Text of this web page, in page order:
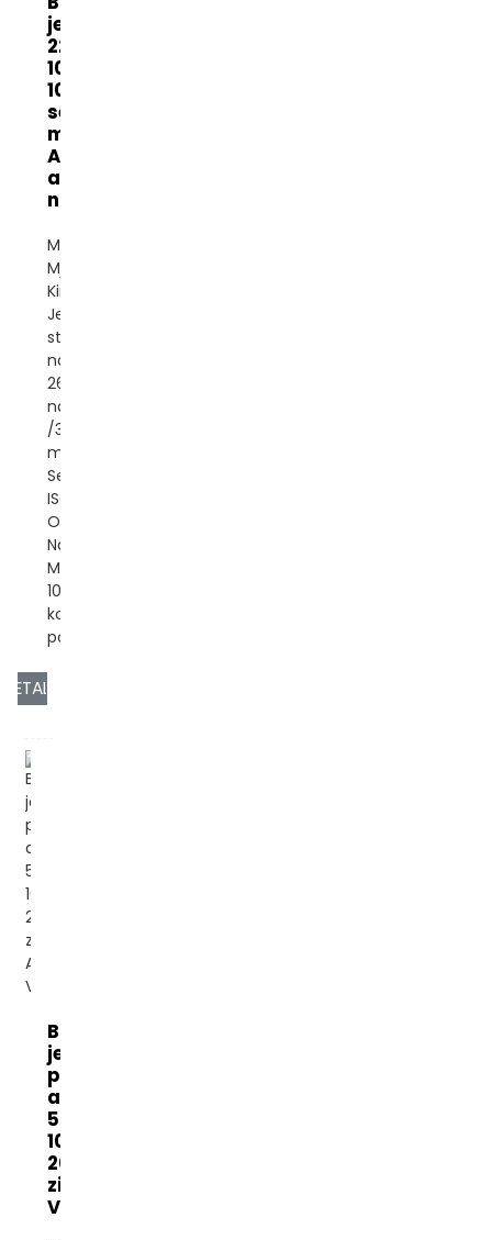
jednofazni
220v
1000VA
10kva
servo
motor tip
AC
automatski
napon...
Marka: Banatton
Mjesto porijekla:
Kina Faza:
Jednofazna vrsta
struje: AC Ulazni
napon: 140-
260VAC Izlazni
napon: 220V±1,5%
/3% Tip: Servo
motor Kontrola
Sertifikat:
ISO/CE/ROHS
OEM/ODM: Da
Napajanje
Mogućnost:
10000
komada/komada
po pon...
DETALJ
Banatton
jednofazni
potpuno
automatski
500VA
1000VA
2000VA
zidni AC
Volt...